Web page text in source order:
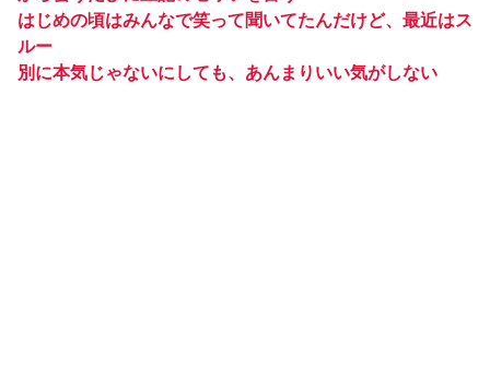
はじめの頃はみんなで笑って聞いてたんだけど、最近はス
ルー
別に本気じゃないにしても、あんまりいい気がしない